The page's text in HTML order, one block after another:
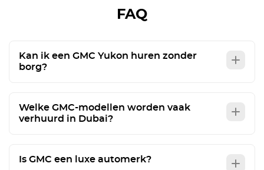
FAQ
Kan ik een GMC Yukon huren zonder
borg?
Welke GMC-modellen worden vaak
verhuurd in Dubai?
Is GMC een luxe automerk?